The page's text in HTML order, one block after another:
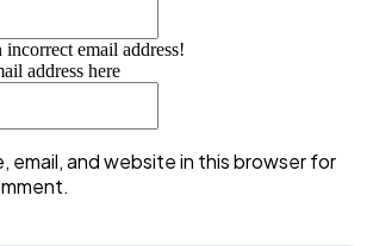
incorrect email address!
address here
email, and website in this browser for